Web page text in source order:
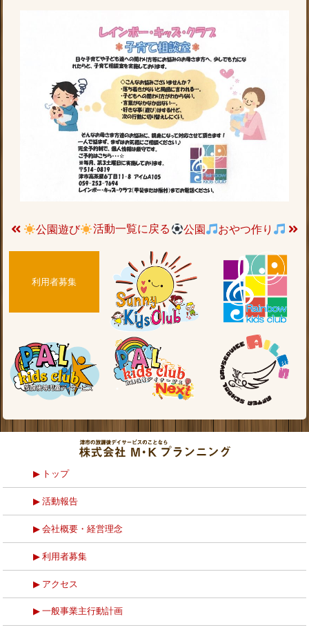
公園遊び 活動一覧に戻る 公園 おやつ作り
利用者募集
トップ
活動報告
会社概要・経営理念
利用者募集
アクセス
一般事業主行動計画